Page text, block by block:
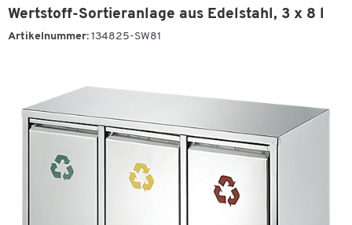
Wertstoff-Sortieranlage aus Edelstahl, 3 x 8 l
Artikelnummer: 134825-SW81